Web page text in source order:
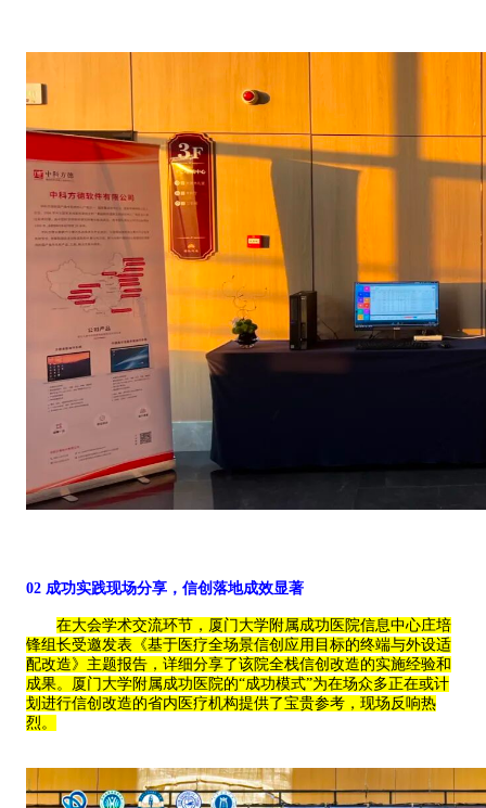
02 成功实践现场分享，信创落地成效显著
在大会学术交流环节，厦门大学附属成功医院信息中心庄培
锋组长受邀发表《基于医疗全场景信创应用目标的终端与外设适
配改造》主题报告，详细分享了该院全栈信创改造的实施经验和
成果。厦门大学附属成功医院的“成功模式”为在场众多正在或计
划进行信创改造的省内 医疗机构提供了宝贵参考，现场反响热
烈。